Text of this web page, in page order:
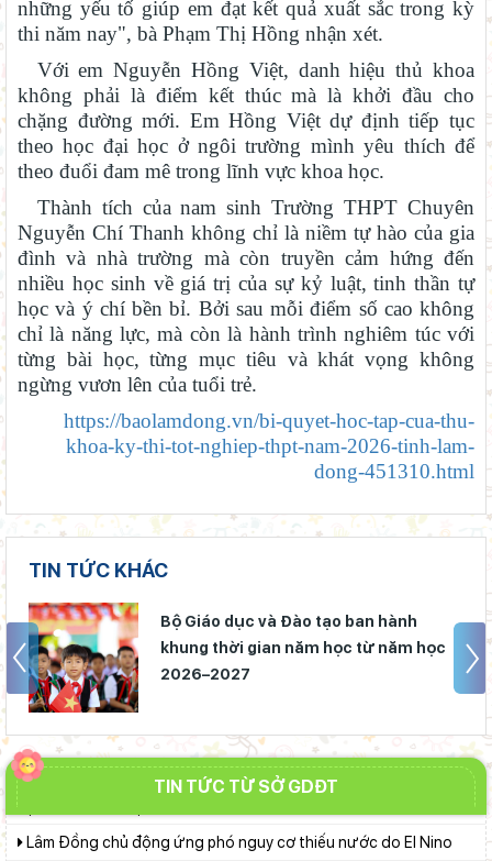
những yếu tố giúp em đạt kết quả xuất sắc trong kỳ
thi năm nay", bà Phạm Thị Hồng nhận xét.
Với em Nguyễn Hồng Việt, danh hiệu thủ khoa
không phải là điểm kết thúc mà là khởi đầu cho
chặng đường mới. Em Hồng Việt dự định tiếp tục
theo học đại học ở ngôi trường mình yêu thích để
theo đuổi đam mê trong lĩnh vực khoa học.
Thành tích của nam sinh Trường THPT Chuyên
Nguyễn Chí Thanh không chỉ là niềm tự hào của gia
đình và nhà trường mà còn truyền cảm hứng đến
nhiều học sinh về giá trị của sự kỷ luật, tinh thần tự
học và ý chí bền bỉ. Bởi sau mỗi điểm số cao không
chỉ là năng lực, mà còn là hành trình nghiêm túc với
từng bài học, từng mục tiêu và khát vọng không
ngừng vươn lên của tuổi trẻ.
https://baolamdong.vn/bi-quyet-hoc-tap-cua-thu-
khoa-ky-thi-tot-nghiep-thpt-nam-2026-tinh-lam-
dong-451310.html
TIN TỨC KHÁC
Bộ Giáo dục và Đào tạo ban hành
khung thời gian năm học từ năm học
2026–2027
TIN TỨC TỪ SỞ GDĐT
Ban Văn hóa - Xã hội HĐND tỉnh Lâm Đồng khảo sát thực hiện
chính sách giáo dục hòa nhập
Đánh giá tình hình triển khai sắp xếp, tổ chức cơ sở giáo dục
công lập tại các địa phương
Phó Chủ tịch UBND tỉnh Lâm Đồng Nguyễn Minh kiểm tra tiến
độ Dự án Trường TH&THCS Xuân Hương
chính sách đối với đội ngũ quản lý, nhân sự hỗ trợ giáo dục khi
Khởi đầu định hướng nghề nghiệp
Sáng đèn công trường để kịp năm học mới
năm học 2026–2027
Chuẩn bị hành trang cho trẻ vào lớp 1: Đồng hành đúng cách từ
gia đình
Lộc trước năm học mới
Lâm Đồng chủ động ứng phó nguy cơ thiếu nước do El Nino
Thắp sáng văn hóa đọc từ những “Thư viện thân thiện”
Gieo mầm hiếu học nơi vùng xa